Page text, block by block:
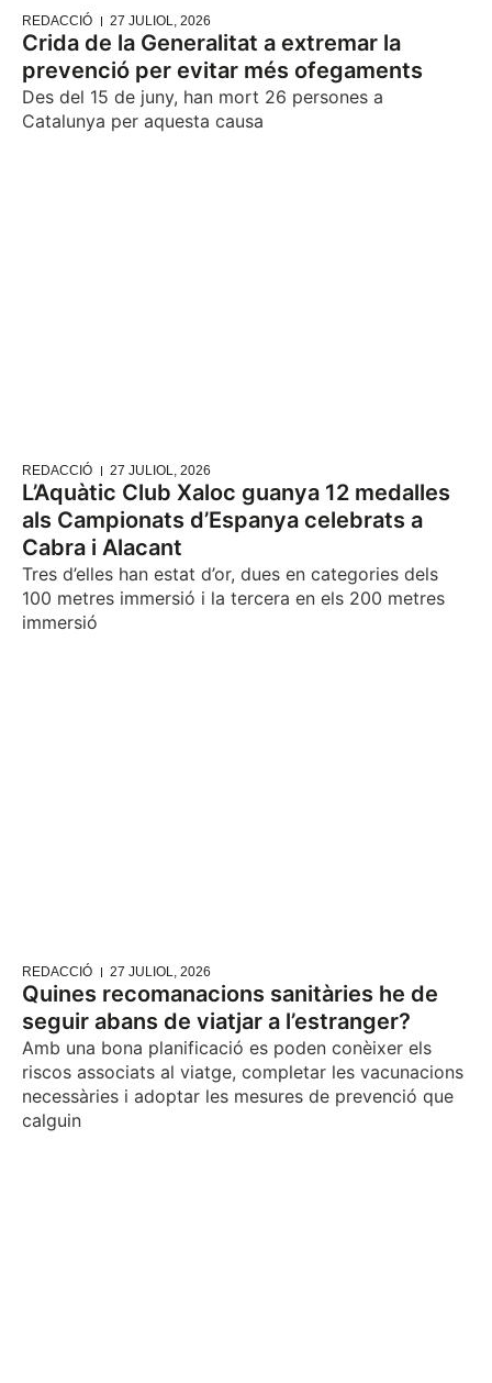
REDACCIÓ 27 JULIOL, 2026
Crida de la Generalitat a extremar la
prevenció per evitar més ofegaments
Des del 15 de juny, han mort 26 persones a
Catalunya per aquesta causa
REDACCIÓ 27 JULIOL, 2026
L’Aquàtic Club Xaloc guanya 12 medalles
als Campionats d’Espanya celebrats a
Cabra i Alacant
Tres d’elles han estat d’or, dues en categories dels
100 metres immersió i la tercera en els 200 metres
immersió
REDACCIÓ 27 JULIOL, 2026
Quines recomanacions sanitàries he de
seguir abans de viatjar a l’estranger?
Amb una bona planificació es poden conèixer els
riscos associats al viatge, completar les vacunacions
necessàries i adoptar les mesures de prevenció que
calguin